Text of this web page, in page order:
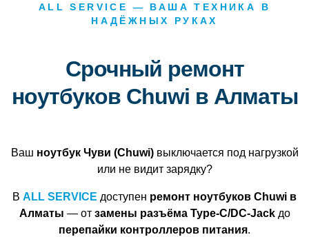
ALL SERVICE — ВАША ТЕХНИКА В
НАДЁЖНЫХ РУКАХ
Срочный ремонт
ноутбуков Chuwi в Алматы
Ваш ноутбук Чуви (Chuwi)выключается под нагрузкой
или не видит зарядку?
В ALL SERVICE доступен ремонт ноутбуков Chuwi в
Алматы — от замены разъёма Type-C/DC-Jackдо
перепайки контроллеров питания.